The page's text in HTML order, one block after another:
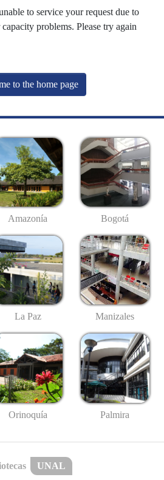
to service your request due to
problems. Please try again
to the home page
Amazonía Bogotá
La Paz Manizales
Orinoquía Palmira
UNAL